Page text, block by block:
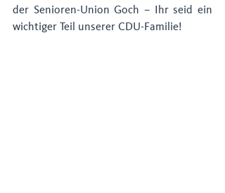
der Senioren-Union Goch – Ihr seid ein
wichtiger Teil unserer CDU-Familie!